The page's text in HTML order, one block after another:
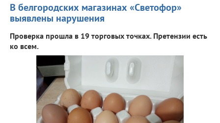
В белгородских магазинах «Светофор»
выявлены нарушения
Проверка прошла в 19 торговых точках. Претензии есть
ко всем.